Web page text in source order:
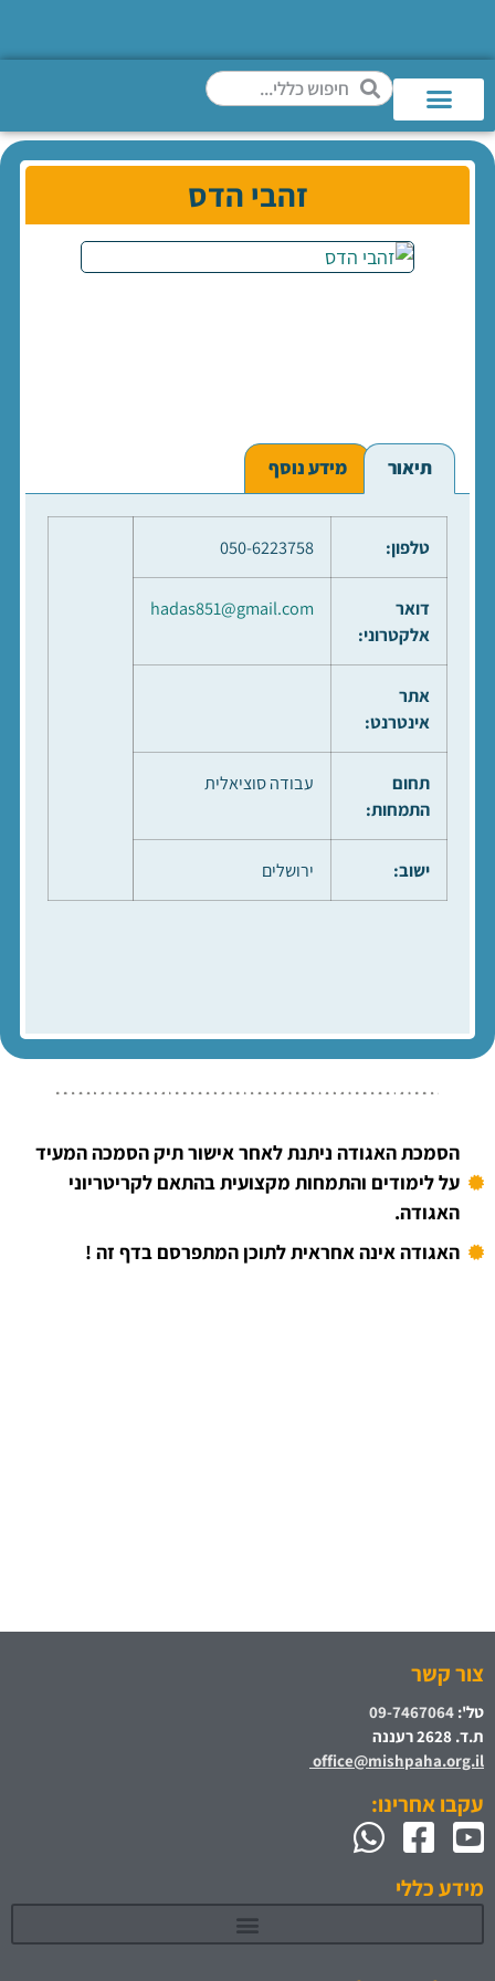
זהבי הדס
תיאור מידע נוסף
טלפון: 050-6223758
דואר
אלקטרוני:
hadas851@gmail.com
אתר
אינטרנט:
תחום
התמחות:
עבודה סוציאלית
ישוב: ירושלים
הסמכת האגודה ניתנת לאחר אישור תיק הסמכה המעיד
על לימודים והתמחות מקצועית בהתאם לקריטריוני
האגודה.
האגודה אינה אחראית לתוכן המתפרסם בדף זה !
צור קשר
טל': 09-7467064
ת.ד. 2628 רעננה
office@mishpaha.org.il
עקבו אחרינו:
מידע כללי